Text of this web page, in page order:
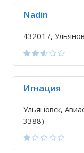
Nadin
432017,
Игнация
Ульяновск,
3388)